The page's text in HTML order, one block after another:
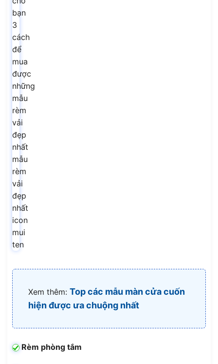
Xem thêm: Top các mẫu màn cửa cuốn
hiện được ưa chuộng nhất
Rèm phòng tắm